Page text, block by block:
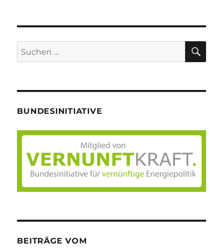
Beiträge
E
Suche
nach:
BUNDESINITIATIVE
BEITRÄGE VOM